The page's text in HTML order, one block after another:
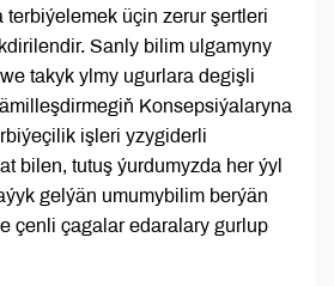
terbiýelemek üçin zerur şertleri
Sanly bilim ulgamyny
takyk ylmy ugurlara degişli
Konsepsiýalaryna
işleri yzygiderli
bilen, tutuş ýurdumyzda her ýyl
gelýän umumybilim berýän
çenli çagalar edaralary gurlup